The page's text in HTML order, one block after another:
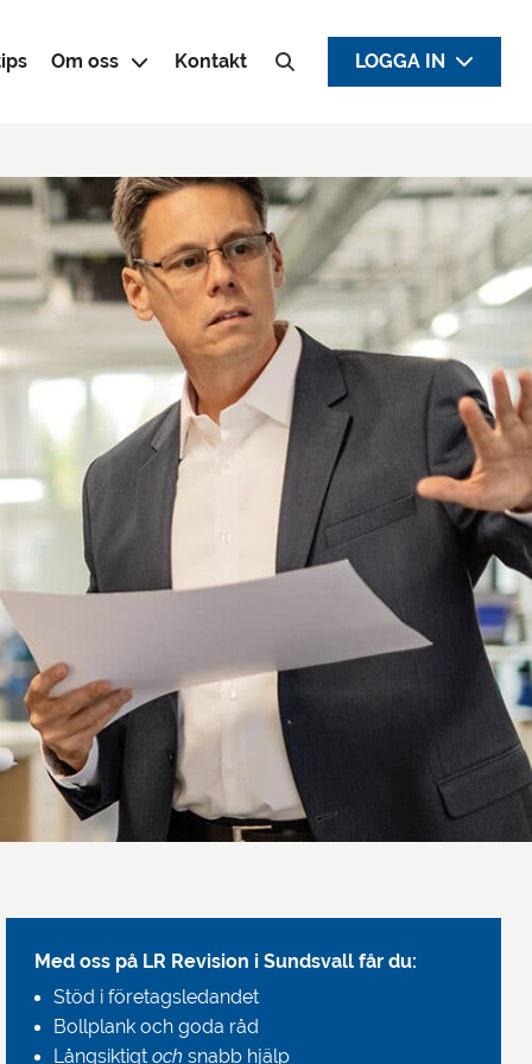
Om oss Kontakt
Sök efter:
LOGGA IN
Med oss på LR Revision i Sundsvall får du:
Stöd i företagsledandet
Bollplank och goda råd
Långsiktigt och snabb hjälp